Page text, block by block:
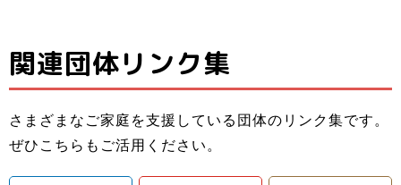
関連団体リンク集
さまざまなご家庭を支援している団体のリンク集です。
ぜひこちらもご活用ください。
子どもたちと親
＆子どもたちの
成長を支える無
子ども料理教室
でお母さんのお
ようになろう！
体験型子ども食
フェランチ（軽
ひとり親家庭、
子ども食堂＆プ
ロの先生による
ダンスレッス